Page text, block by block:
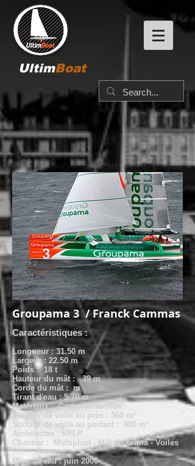
UltimBoat
Groupama 3 / Franck Cammas
Caractéristiques :
Longueur : 31.50 m
Largeur : 22.50 m
Poids : 18 t
Hauteur du mât : 39 m
Corde du mât : m
Tirant d'eau : 5.70 m
Matériaux : Carbone/Normex
Surface de voile au près : 560 m²
Surface de voile au portant : 880 m²
Architectes : VPLP
Chantier : Multiplast - Mât : Lorima - Voiles
:
Mise à l'eau : juin 2006